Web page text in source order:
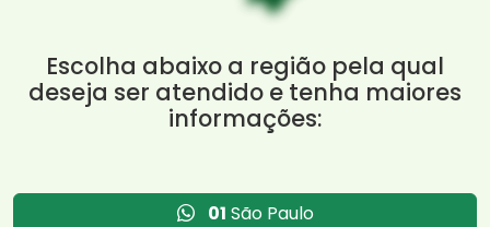
Escolha abaixo a região pela qual
deseja ser atendido e tenha maiores
informações:
01 São Paulo